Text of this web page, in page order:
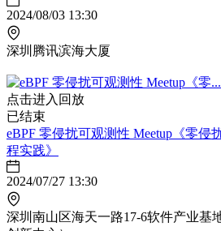
2024/08/03 13:30
深圳腾讯滨海大厦
点击进入回放
已结束
eBPF 零侵扰可观测性 Meetup《零侵
程实践》
2024/07/27 13:30
深圳南山区海天一路17-6软件产业基